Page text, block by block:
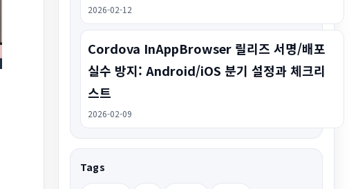
2026-02-12
Cordova InAppBrowser 릴리즈 서명/배포
실수 방지: Android/iOS 분기 설정과 체크리
스트
2026-02-09
Tags